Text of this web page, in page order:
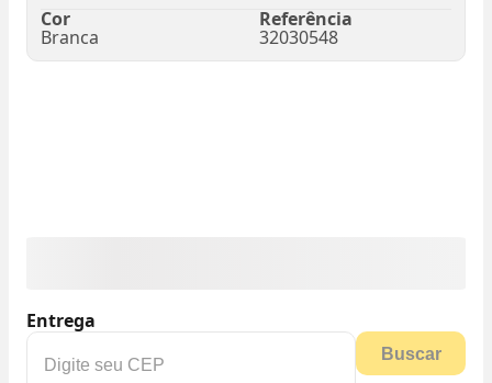
Cor
Branca
Referência
32030548
Entrega
Buscar